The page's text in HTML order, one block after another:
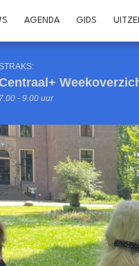
AGENDA GIDS
7.00 - 9.00 uur